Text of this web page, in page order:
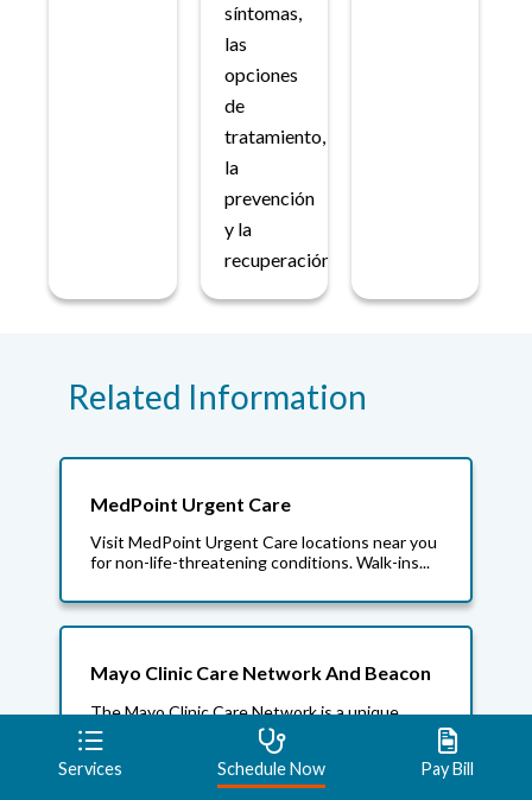
síntomas,
las
opciones
de
tratamiento,
la
prevención
y la
recuperación.
Related Information
MedPoint Urgent Care
Visit MedPoint Urgent Care locations near you
for non-life-threatening conditions. Walk-ins...
Mayo Clinic Care Network And Beacon
The Mayo Clinic Care Network is a unique
collaboration between the Mayo Clinic and
Beacon Health...
Services
Schedule Now Pay Bill